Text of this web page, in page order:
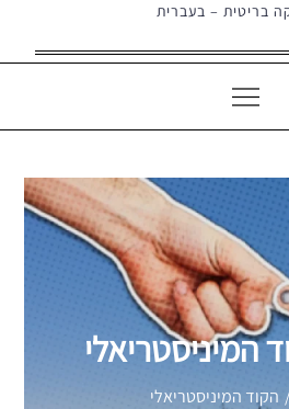
בריטית – בעברית
המיניסטריאלי
הקוד המיניסטריאלי